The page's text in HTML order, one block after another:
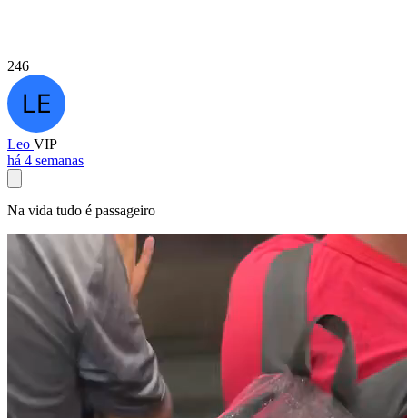
246
Leo VIP
há 4 semanas
Na vida tudo é passageiro